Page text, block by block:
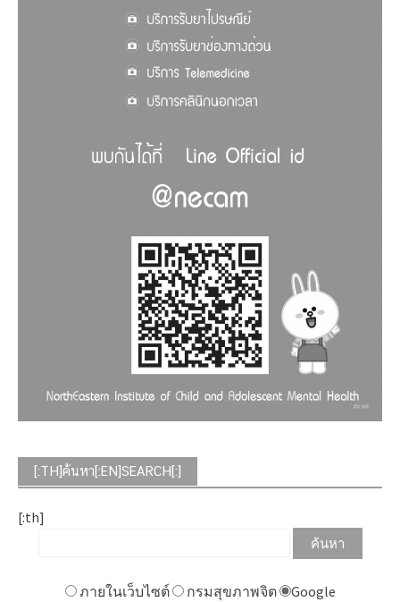
[:TH]ค้นหา[:EN]SEARCH[:]
[:th]
ภายในเว็บไซต์ กรมสุขภาพจิต Google